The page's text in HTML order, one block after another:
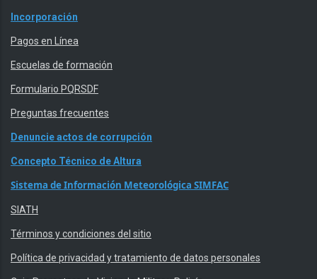
Incorporación
Pagos en Línea
Escuelas de formación
Formulario PQRSDF
Preguntas frecuentes
Denuncie actos de corrupción
Concepto Técnico de Altura
Sistema de Información Meteorológica SIMFAC
SIATH
Términos y condiciones del sitio
Política de privacidad y tratamiento de datos personales